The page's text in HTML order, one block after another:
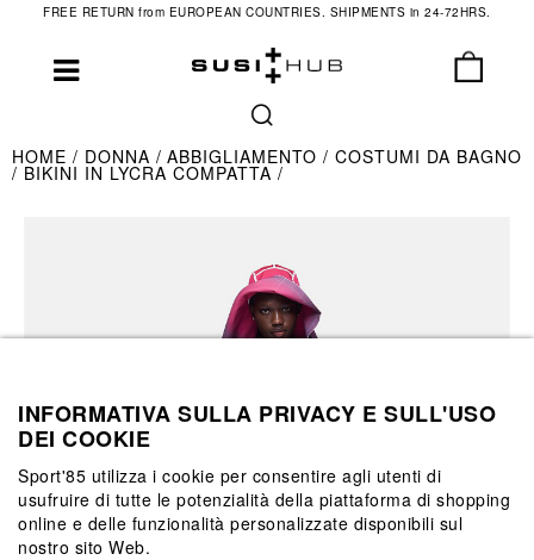
FREE RETURN from EUROPEAN COUNTRIES. SHIPMENTS in 24-72HRS.
HOME DONNA ABBIGLIAMENTO COSTUMI DA BAGNO
BIKINI IN LYCRA COMPATTA
INFORMATIVA SULLA PRIVACY E SULL'USO
DEI COOKIE
Sport'85 utilizza i cookie per consentire agli utenti di
usufruire di tutte le potenzialità della piattaforma di shopping
online e delle funzionalità personalizzate disponibili sul
nostro sito Web.